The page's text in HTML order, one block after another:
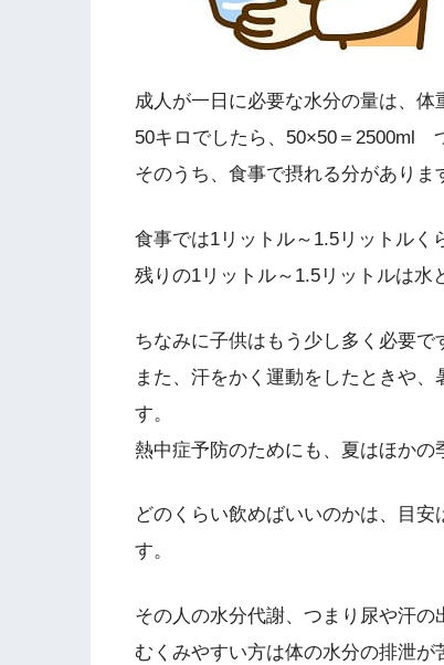
成人が一日に必要な水分の量は、体
50キロでしたら、50×50＝2500ml
そのうち、食事で摂れる分がありま
食事では1リットル～1.5リットルく
残りの1リットル～1.5リットルは水
ちなみに子供はもう少し多く必要で
また、汗をかく運動をしたときや
す。
熱中症予防のためにも、夏はほかの
どのくらい飲めばいいのかは、目
す。
その人の水分代謝、つまり尿や汗の
むくみやすい方は体の水分の排泄が